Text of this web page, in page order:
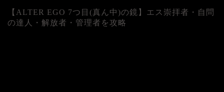
【ALTER EGO 7つ目(真ん中)の鏡】エス崇拝者・自問
の達人・解放者・管理者を攻略